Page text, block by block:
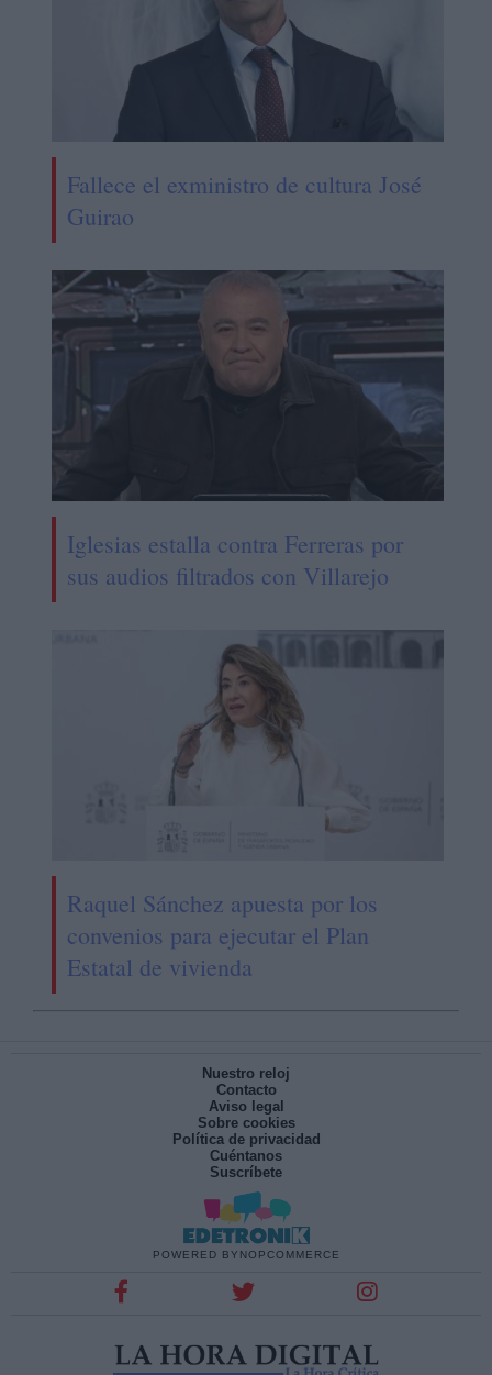
Fallece el exministro de cultura José
Guirao
Iglesias estalla contra Ferreras por
sus audios filtrados con Villarejo
Raquel Sánchez apuesta por los
convenios para ejecutar el Plan
Estatal de vivienda
Nuestro reloj
Contacto
Aviso legal
Sobre cookies
Política de privacidad
Cuéntanos
Suscríbete
POWERED BY NOPCOMMERCE